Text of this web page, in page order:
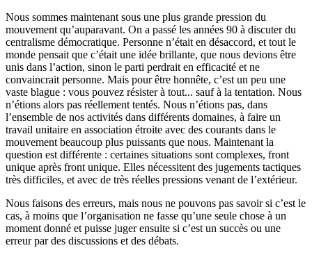
Nous sommes maintenant sous une plus grande pression du
mouvement qu’auparavant. On a passé les années 90 à discuter du
centralisme démocratique. Personne n’était en désaccord, et tout le
monde pensait que c’était une idée brillante, que nous devions être
unis dans l’action, sinon le parti perdrait en efficacité et ne
convaincrait personne. Mais pour être honnête, c’est un peu une
vaste blague : vous pouvez résister à tout... sauf à la tentation. Nous
n’étions alors pas réellement tentés. Nous n’étions pas, dans
l’ensemble de nos activités dans différents domaines, à faire un
travail unitaire en association étroite avec des courants dans le
mouvement beaucoup plus puissants que nous. Maintenant la
question est différente : certaines situations sont complexes, front
unique après front unique. Elles nécessitent des jugements tactiques
très difficiles, et avec de très réelles pressions venant de l’extérieur.
Nous faisons des erreurs, mais nous ne pouvons pas savoir si c’est le
cas, à moins que l’organisation ne fasse qu’une seule chose à un
moment donné et puisse juger ensuite si c’est un succès ou une
erreur par des discussions et des débats.